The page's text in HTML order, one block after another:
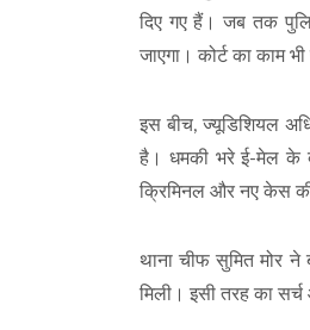
दिए गए हैं। जब तक
जाएगा। कोर्ट का काम
इस बीच, ज्यूडिशियल
है। धमकी भरे ई-मेल के
क्रिमिनल और नए केस
थाना चीफ सुमित मोर ने
मिली। इसी तरह का